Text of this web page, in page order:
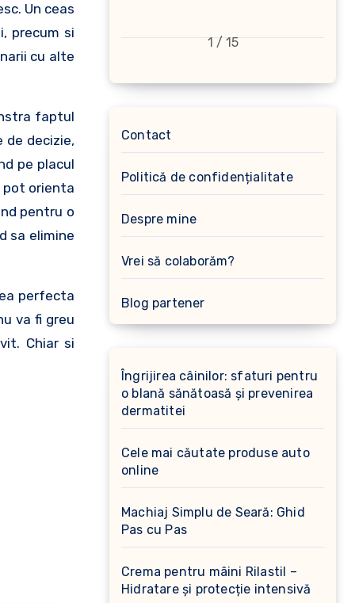
Un ceas
precum si
cu alte
faptul
decizie,
pe placul
pot orienta
pentru o
sa elimine
perfecta
va fi greu
Chiar si
1 / 15
Contact
Politică de confidențialitate
Despre mine
Vrei să colaborăm?
Blog partener
Îngrijirea câinilor: sfaturi pentru
o blană sănătoasă și prevenirea
dermatitei
Cele mai căutate produse auto
online
Machiaj Simplu de Seară: Ghid
Pas cu Pas
Crema pentru mâini Rilastil –
Hidratare și protecție intensivă